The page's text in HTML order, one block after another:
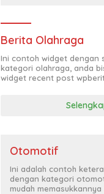
Berita Olahraga
Ini contoh widget dengan
kategori olahraga, anda
widget recent post
Otomotif
Ini adalah contoh
dengan kategori
mudah